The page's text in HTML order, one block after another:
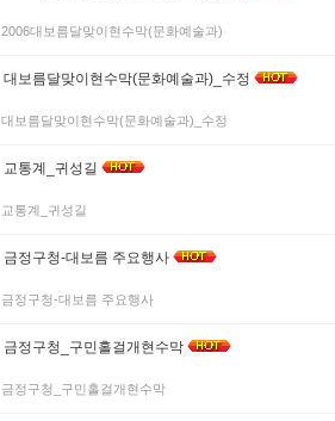
2006대보름달맞이현수막(문화예술과)
대보름달맞이현수막(문화예술과)_수정
대보름달맞이현수막(문화예술과)_수정
교통계_귀성길
교통계_귀성길
금정구청-대보름 주요행사
금정구청-대보름 주요행사
금정구청_구민홀걸개현수막
금정구청_구민홀걸개현수막